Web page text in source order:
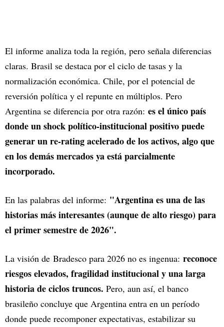
El informe analiza toda la región, pero señala diferencias
claras. Brasil se destaca por el ciclo de tasas y la
normalización económica. Chile, por el potencial de
reversión política y el repunte en múltiplos. Pero
Argentina se diferencia por otra razón: es el único país
donde un shock político-institucional positivo puede
generar un re-rating acelerado de los activos, algo que
en los demás mercados ya está parcialmente
incorporado.
En las palabras del informe: "Argentina es una de las
historias más interesantes (aunque de alto riesgo) para
el primer semestre de 2026".
La visión de Bradesco para 2026 no es ingenua: reconoce
riesgos elevados, fragilidad institucional y una larga
historia de ciclos truncos. Pero, aun así, el banco
brasileño concluye que Argentina entra en un período
donde puede recomponer expectativas, estabilizar su